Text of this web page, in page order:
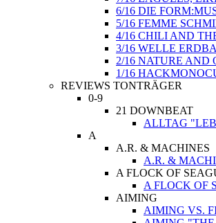
6/16 DIE
5/16 FEMME
4/16 CHILI AND
3/16 WELLE
2/16 NATURE AND
1/16
REVIEWS TONTRÄGER
0-9
21 DOWNBEAT
ALLTAG
A
A.R. & MACHINES
A.R. &
A FLOCK OF
A FLOCK OF
AIMING
AIMING VS.